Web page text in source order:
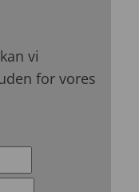
vi
for vores